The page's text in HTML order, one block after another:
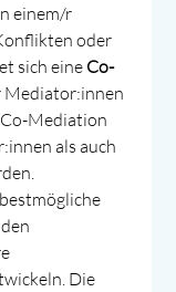
einem/r
oder
sich eine Co-
Mediator:innen
Co-Mediation
als auch
Die